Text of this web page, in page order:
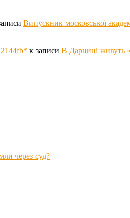
Випускник московської
к записи В Дарниці живуть
через суд?